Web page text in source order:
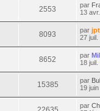
2553 par
13
8093 par
27 juil.
8652 par
18
15385 par
19
par